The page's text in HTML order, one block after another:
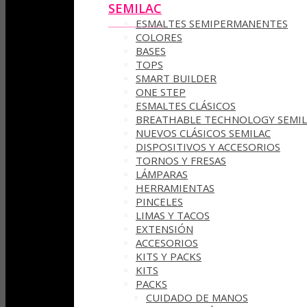
SEMILAC
ESMALTES SEMIPERMANENTES
COLORES
BASES
TOPS
SMART BUILDER
ONE STEP
ESMALTES CLÁSICOS
BREATHABLE TECHNOLOGY
NUEVOS CLÁSICOS SEMILAC
DISPOSITIVOS Y ACCESORIOS
TORNOS Y FRESAS
LÁMPARAS
HERRAMIENTAS
PINCELES
LIMAS Y TACOS
EXTENSIÓN
ACCESORIOS
KITS Y PACKS
KITS
PACKS
CUIDADO DE MANOS